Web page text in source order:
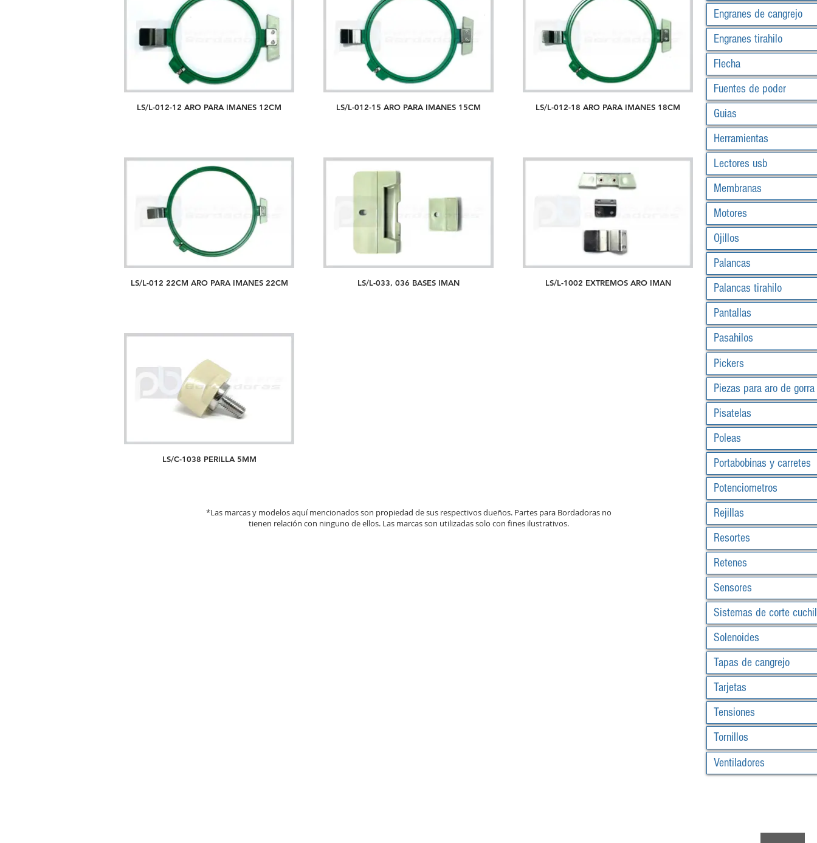
LS/L-012-12 ARO PARA IMANES 12CM LS/L-012-15 ARO PARA IMANES 15CM LS/L-012-18 ARO PARA IMANES 18CM
LS/L-012 22CM ARO PARA IMANES 22CM LS/L-033, 036 BASES IMAN LS/L-1002 EXTREMOS ARO IMAN
LS/C-1038 PERILLA 5MM
*Las marcas y modelos aquí mencionados son propiedad de sus respectivos dueños. Partes para Bordadoras no
tienen relación con ninguno de ellos. Las marcas son utilizadas solo con fines ilustrativos.
Engranes de cangrejo
Engranes tirahilo
Flecha
Fuentes de poder
Guias
Herramientas
Lectores usb
Membranas
Motores
Ojillos
Palancas
Palancas tirahilo
Pantallas
Pasahilos
Pickers
Piezas para aro de gorra
Pisatelas
Poleas
Portabobinas y carretes
Potenciometros
Rejillas
Resortes
Retenes
Sensores
Sistemas de corte
Solenoides
Tapas de cangrejo
Tarjetas
Tensiones
Tornillos
Ventiladores